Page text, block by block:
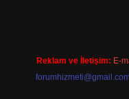
Reklam ve İletişim: E-